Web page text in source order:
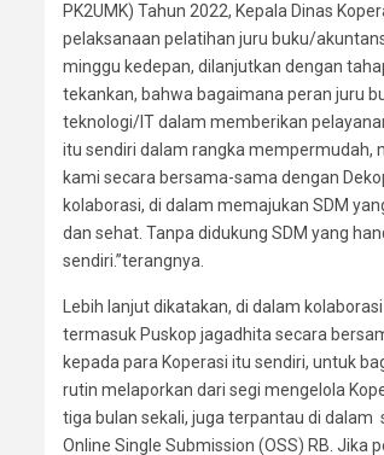
PK2UMK) Tahun 2022, Kepala Dinas
pelaksanaan pelatihan juru buku/
minggu kedepan, dilanjutkan dengan
tekankan, bahwa bagaimana peran juru
teknologi/IT dalam memberikan
itu sendiri dalam rangka mempermudah,
kami secara bersama-sama dengan
kolaborasi, di dalam memajukan SDM
dan sehat. Tanpa didukung SDM yang
sendiri.”terangnya.
Lebih lanjut dikatakan, di dalam
termasuk Puskop jagadhita secara
kepada para Koperasi itu sendiri, untuk
rutin melaporkan dari segi mengelola
tiga bulan sekali, juga terpantau di dalam
Online Single Submission (OSS) RB.